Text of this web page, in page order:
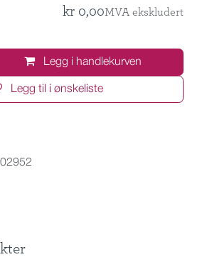
Legg i handlekurven
Legg til i ønskeliste
kr 0,00MVA ekskludert